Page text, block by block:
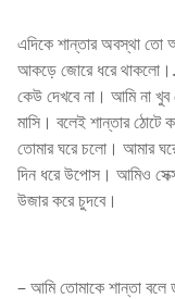
এদিকে শান্তার অবস্থা তো
আকড়ে জোরে ধরে
কেউ দেখবে না। আমি না খুব
মাসি। বলেই শান্তার ঠোটে
তোমার ঘরে চলো। আমার
দিন ধরে উপোস। আমিও
উজার করে চুদবে।
– আমি তোমাকে শান্তা